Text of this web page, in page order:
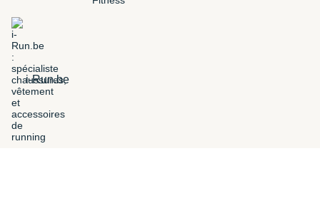
i-Run.be